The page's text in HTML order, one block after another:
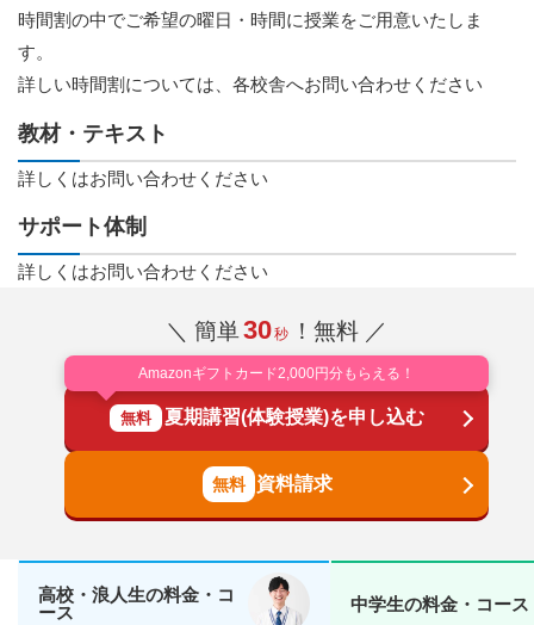
時間割の中でご希望の曜日・時間に授業をご用意いたしま
す。
詳しい時間割については、各校舎へお問い合わせください
教材・テキスト
詳しくはお問い合わせください
サポート体制
詳しくはお問い合わせください
＼ 簡単30秒 ！無料 ／
Amazonギフトカード2,000円分もらえる！
無料 夏期講習(体験授業)を申し込む
資料請求
高校・浪人生の料金・コ
ース
中学生の料金・コース